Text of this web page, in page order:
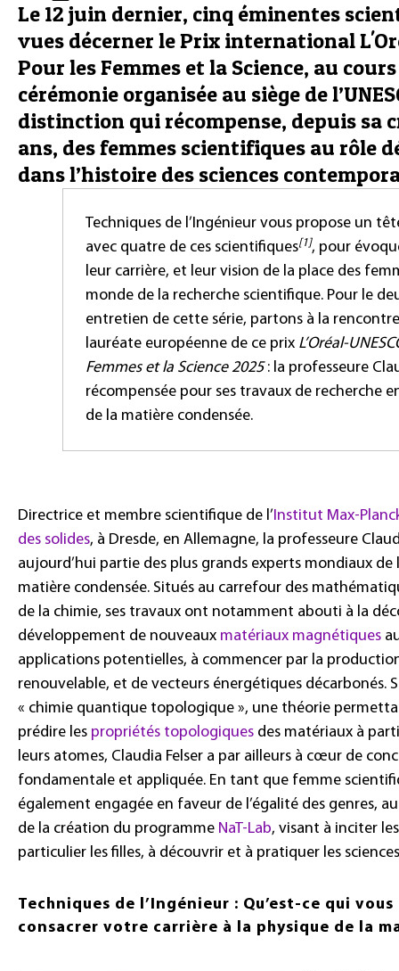
Le 12 juin dernier, cinq éminentes
vues décerner le Prix international
Pour les Femmes et la Science, au cours
cérémonie organisée au siège de
distinction qui récompense, depuis sa
ans, des femmes scientifiques au rôle
dans l’histoire des sciences
Techniques de l’Ingénieur vous propose un
avec quatre de ces scientifiques[1], pour
leur carrière, et leur vision de la place des
monde de la recherche scientifique. Pour le
entretien de cette série, partons à la
lauréate européenne de ce prix L’Oréal-
Femmes et la Science 2025: la professeure
récompensée pour ses travaux de recherche
de la matière condensée.
Directrice et membre scientifique de l’Institut Max-
des solides, à Dresde, en Allemagne, la professeure
aujourd’hui partie des plus grands experts mondiaux de
matière condensée. Situés au carrefour des
de la chimie, ses travaux ont notamment abouti à la
développement de nouveaux matériaux magnétiques
applications potentielles, à commencer par la
renouvelable, et de vecteurs énergétiques décarbonés.
« chimie quantique topologique », une théorie
prédire les propriétés topologiques des matériaux à
leurs atomes, Claudia Felser a par ailleurs à cœur de
fondamentale et appliquée. En tant que femme
également engagée en faveur de l’égalité des genres,
de la création du programme NaT-Lab, visant à inciter
particulier les filles, à découvrir et à pratiquer les
Techniques de l’Ingénieur : Qu’est-ce qui vous
consacrer votre carrière à la physique de la